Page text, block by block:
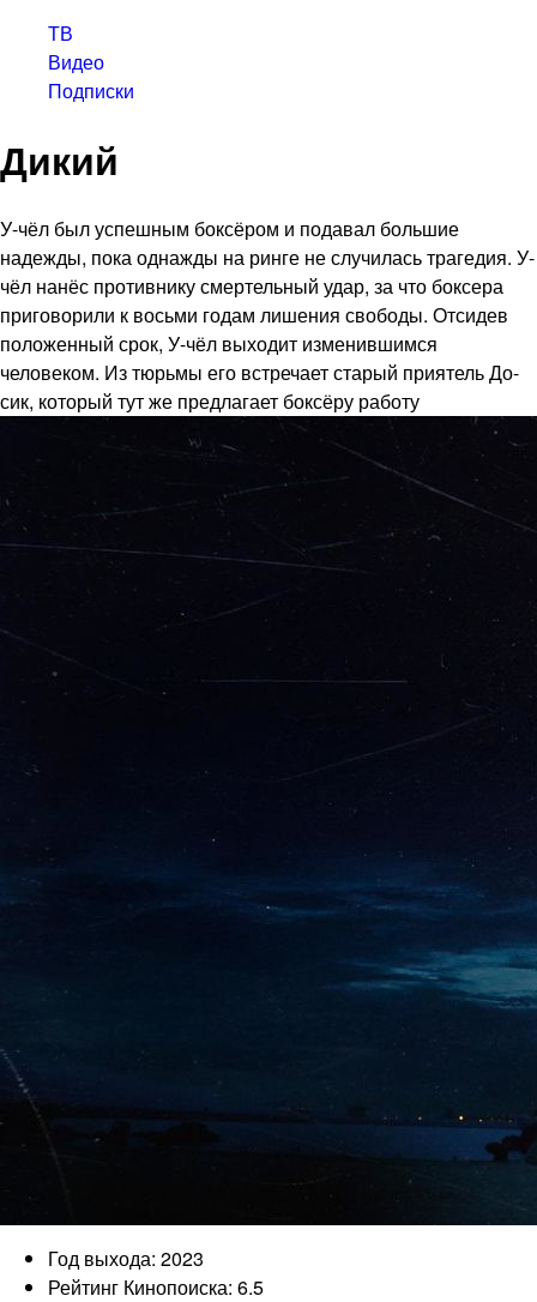
ТВ
Видео
Подписки
Дикий
У-чёл был успешным боксёром и подавал большие
надежды, пока однажды на ринге не случилась трагедия. У-
чёл нанёс противнику смертельный удар, за что боксера
приговорили к восьми годам лишения свободы. Отсидев
положенный срок, У-чёл выходит изменившимся
человеком. Из тюрьмы его встречает старый приятель До-
сик, который тут же предлагает боксёру работу
Год выхода: 2023
Рейтинг Кинопоиска: 6.5